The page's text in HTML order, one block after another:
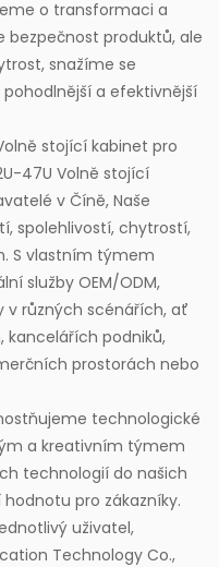
o transformaci a
bezpečnost produktů, ale
snažíme se
a efektivnější
stojící kabinet pro
47U Volně stojící
v Číně, Naše
spolehlivostí, chytrostí,
S vlastním týmem
služby OEM/ODM,
v různých scénářích, ať
podniků,
prostorách nebo
technologické
a kreativním týmem
technologií do našich
pro zákazníky.
uživatel,
Technology Co.,